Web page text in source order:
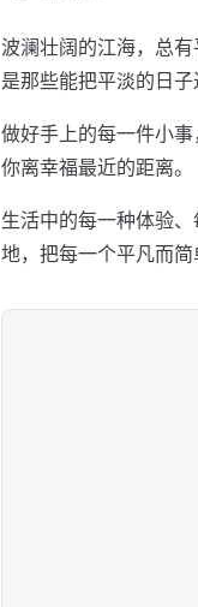
波澜壮阔的江海，总
是那些能把平淡的日子
做好手上的每一件小
你离幸福最近的距离。
生活中的每一种体验
地，把每一个平凡而简